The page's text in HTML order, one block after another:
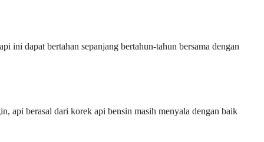
ini dapat bertahan sepanjang bertahun-tahun bersama dengan
api berasal dari korek api bensin masih menyala dengan baik